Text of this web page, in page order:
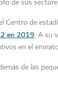
de
en 2019. A su
en el
de las